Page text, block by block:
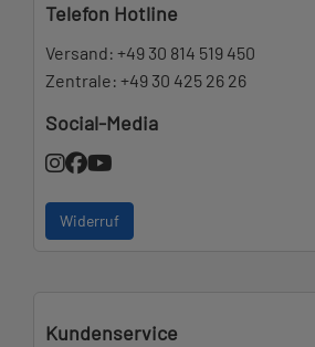
Telefon Hotline
Versand: +49 30 814 519 450
Zentrale: +49 30 425 26 26
Social-Media
Widerruf
Kundenservice